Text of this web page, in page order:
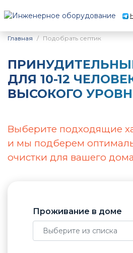
Главная
Подобрать септик
ДЛЯ 10-12
ВЫСОКОГО
Выберите подходящие
и мы подберем
очистки для вашего
Проживание в доме